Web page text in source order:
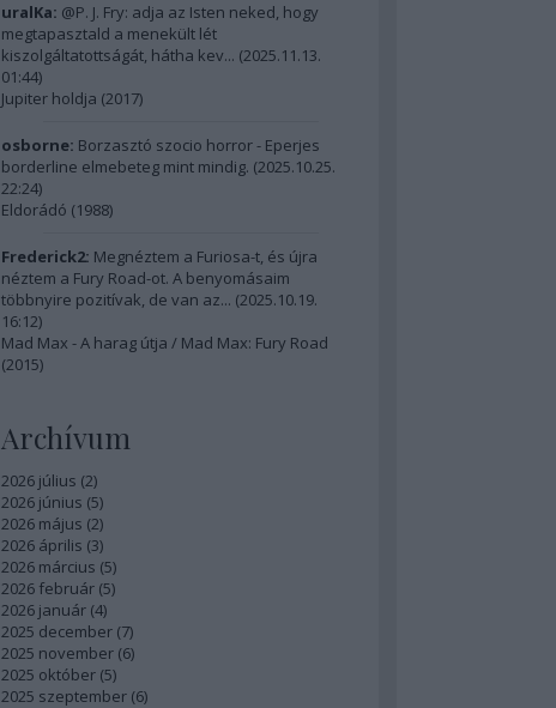
uralKa: @P. J. Fry: adja az Isten neked, hogy
megtapasztald a menekült lét
kiszolgáltatottságát, hátha kev... (2025.11.13.
01:44)
Jupiter holdja (2017)
osborne: Borzasztó szocio horror - Eperjes
borderline elmebeteg mint mindig. (2025.10.25.
22:24)
Eldorádó (1988)
Frederick2: Megnéztem a Furiosa-t, és újra
néztem a Fury Road-ot. A benyomásaim
többnyire pozitívak, de van az... (2025.10.19.
16:12)
Mad Max - A harag útja / Mad Max: Fury Road
(2015)
Archívum
2026 július (2)
2026 június (5)
2026 május (2)
2026 április (3)
2026 március (5)
2026 február (5)
2026 január (4)
2025 december (7)
2025 november (6)
2025 október (5)
2025 szeptember (6)